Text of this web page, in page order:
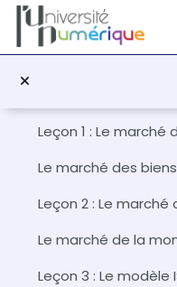
Passer au contenu principal
Replier